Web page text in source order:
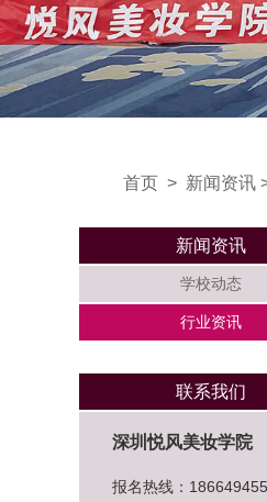
首页 > 新闻资讯
新闻资讯
学校动态
行业资讯
联系我们
深圳悦风美妆学院
报名热线：